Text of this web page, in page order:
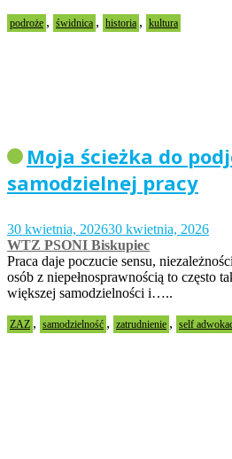
podroże , świdnica , historia , kultura
Moja ścieżka do
samodzielnej pracy
30 kwietnia, 202630 kwietnia, 2026
WTZ PSONI Biskupiec
Praca daje poczucie sensu,
osób z niepełnosprawnością to często
większej samodzielności i…..
ZAZ , samodzielność , zatrudnienie , self